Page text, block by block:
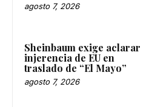
agosto 7, 2026
Sheinbaum exige aclarar
injerencia de EU en
traslado de “El Mayo”
agosto 7, 2026